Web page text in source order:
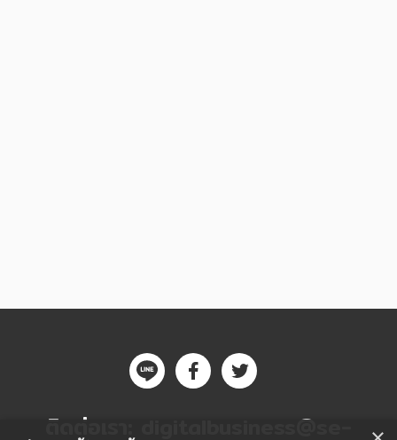
ติดต่อเรา: digitalbusiness@se-